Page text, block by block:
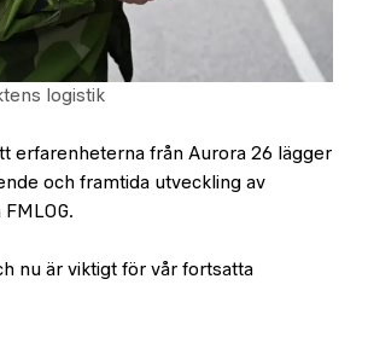
logistik
erfarenheterna från Aurora 26 lägger
och framtida utveckling av
nu är viktigt för vår fortsatta